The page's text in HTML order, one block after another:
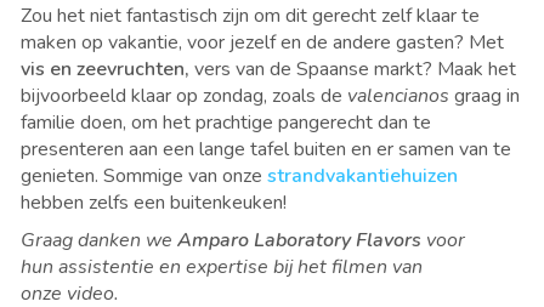
Zou het niet fantastisch zijn om dit gerecht zelf klaar te
maken op vakantie, voor jezelf en de andere gasten? Met
vis en zeevruchten, vers van de Spaanse markt? Maak het
bijvoorbeeld klaar op zondag, zoals de valencianos graag in
familie doen, om het prachtige pangerecht dan te
presenteren aan een lange tafel buiten en er samen van te
genieten. Sommige van onze strandvakantiehuizen
hebben zelfs een buitenkeuken!
Graag danken we Amparo Laboratory Flavors voor
hun assistentie en expertise bij het filmen van
onze video.